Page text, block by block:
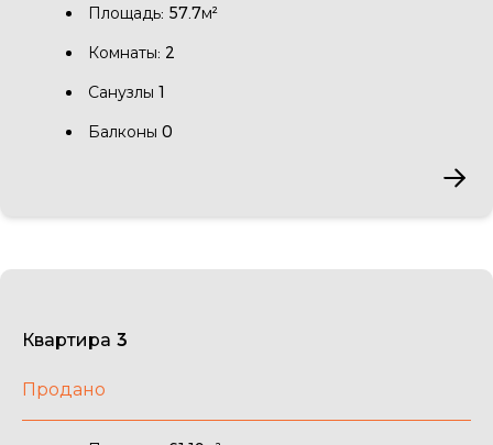
Площадь: 57.7м²
Комнаты: 2
Санузлы 1
Балконы 0
Квартира 3
Продано